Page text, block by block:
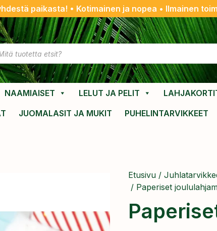
paikasta! • Kotimainen ja nopea • Ilmainen
NAAMIAISET LELUT JA PELIT
JUOMALASIT JA MUKIT PUHELINTARVIKKEET
Etusivu /
/ Paperiset